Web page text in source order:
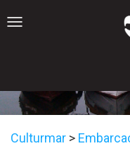
Toggle
Culturmar >